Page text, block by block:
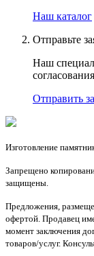
Наш каталог
Отправьте
Наш
Отправить
Изготовление
Запрещено
защищены.
Предложения,
офертой. Продавец
момент заключения
товаров/услуг.